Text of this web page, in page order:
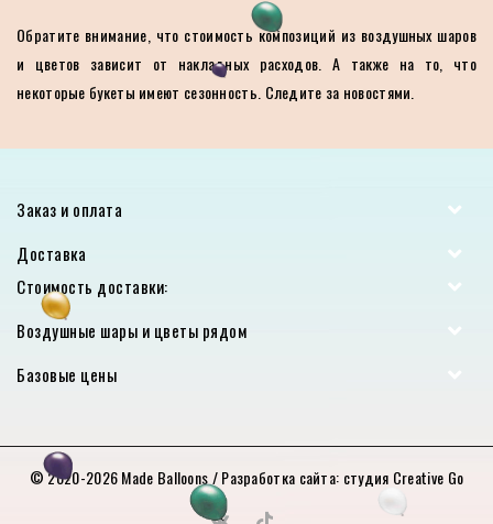
Обратите внимание, что стоимость композиций из воздушных шаров
и цветов зависит от накладных расходов. А также на то, что
некоторые букеты имеют сезонность. Следите за новостями.
Заказ и оплата
Доставка
Стоимость доставки:
Воздушные шары и цветы рядом
Базовые цены
© 2020-2026Made Balloons/ Разработка сайта: студия Creative Go